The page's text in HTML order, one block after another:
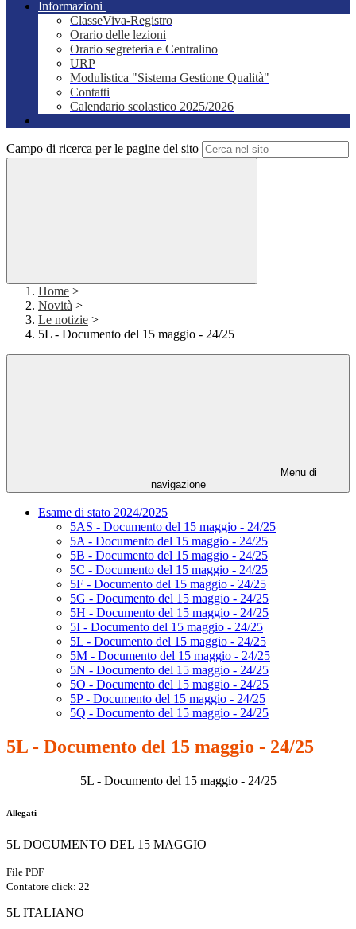
Informazioni
ClasseViva-Registro
Orario delle lezioni
Orario segreteria e Centralino
URP
Modulistica "Sistema Gestione Qualità"
Contatti
Calendario scolastico 2025/2026
Campo di ricerca per le pagine del sito
Home >
Novità >
Le notizie >
5L - Documento del 15 maggio - 24/25
Menu di
navigazione
Esame di stato 2024/2025
5AS - Documento del 15 maggio - 24/25
5A - Documento del 15 maggio - 24/25
5B - Documento del 15 maggio - 24/25
5C - Documento del 15 maggio - 24/25
5F - Documento del 15 maggio - 24/25
5G - Documento del 15 maggio - 24/25
5H - Documento del 15 maggio - 24/25
5I - Documento del 15 maggio - 24/25
5L - Documento del 15 maggio - 24/25
5M - Documento del 15 maggio - 24/25
5N - Documento del 15 maggio - 24/25
5O - Documento del 15 maggio - 24/25
5P - Documento del 15 maggio - 24/25
5Q - Documento del 15 maggio - 24/25
5L - Documento del 15 maggio - 24/25
5L - Documento del 15 maggio - 24/25
Allegati
5L DOCUMENTO DEL 15 MAGGIO
File PDF
Contatore click: 22
5L ITALIANO